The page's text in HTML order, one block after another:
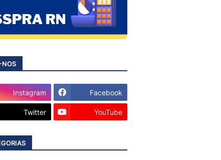
NOS
Instagram Facebook
Twitter YouTube